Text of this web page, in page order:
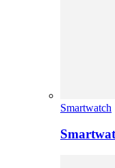
Smartwatch